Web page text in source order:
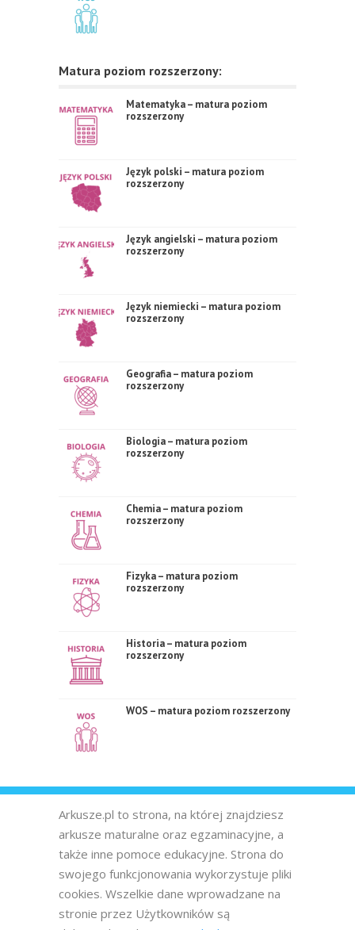
Matura poziom rozszerzony:
Matematyka – matura poziom
rozszerzony
Język polski – matura poziom
rozszerzony
Język angielski – matura poziom
rozszerzony
Język niemiecki – matura poziom
rozszerzony
Geografia – matura poziom
rozszerzony
Biologia – matura poziom
rozszerzony
Chemia – matura poziom
rozszerzony
Fizyka – matura poziom
rozszerzony
Historia – matura poziom
rozszerzony
WOS – matura poziom rozszerzony
Arkusze.pl to strona, na której znajdziesz
arkusze maturalne oraz egzaminacyjne, a
także inne pomoce edukacyjne. Strona do
swojego funkcjonowania wykorzystuje pliki
cookies. Wszelkie dane wprowadzane na
stronie przez Użytkowników są